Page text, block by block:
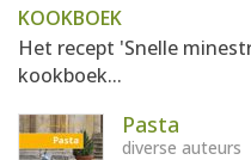
KOOKBOEK
Het recept 'Snelle
kookboek...
Pasta
diverse auteurs